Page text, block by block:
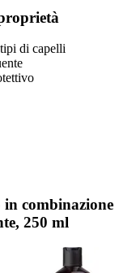
di capelli
in
250 ml